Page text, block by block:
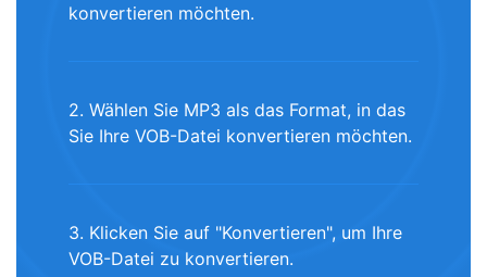
konvertieren möchten.
2. Wählen Sie MP3 als das Format, in das
Sie Ihre VOB-Datei konvertieren möchten.
3. Klicken Sie auf "Konvertieren", um Ihre
VOB-Datei zu konvertieren.